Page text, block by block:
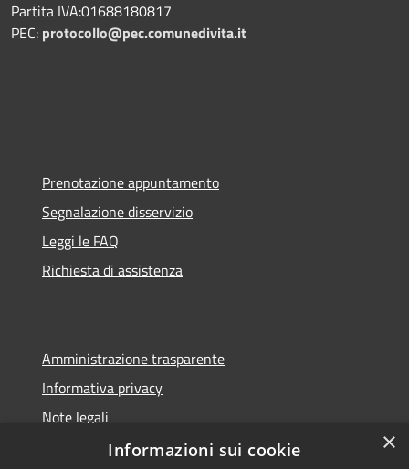
Partita IVA:01688180817
PEC: protocollo@pec.comunedivita.it
Prenotazione appuntamento
Segnalazione disservizio
Leggi le FAQ
Richiesta di assistenza
Amministrazione trasparente
Informativa privacy
Note legali
Dichiarazione di accessibilità
×
Informazioni sui cookie